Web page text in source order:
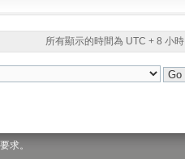
所有顯示的時間為 UTC + 8 小時
求。